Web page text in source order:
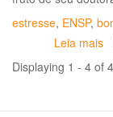
estresse, ENSP,
Leia mais
Displaying 1 - 4 of 4